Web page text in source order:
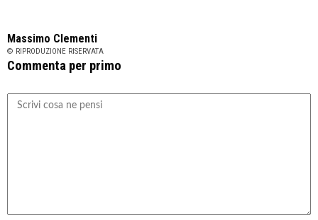
Massimo Clementi
© RIPRODUZIONE RISERVATA
Commenta per primo